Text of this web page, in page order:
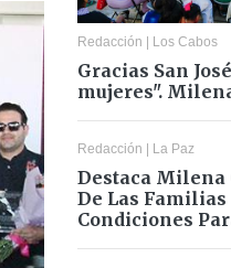
Redacción | Los Cabos
Gracias San
mujeres".
Redacción | La Paz
Destaca Milena
De Las
Condiciones